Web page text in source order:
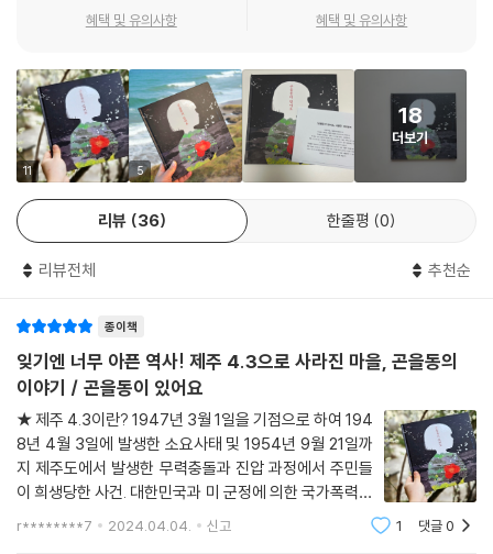
천을 떠도는구나! 별도봉을 휘감아 도는 바닷바람 소리가 죽은 자에게는
로당 무장대와 토벌대 간의 무력충돌과 토벌대의 진압과정에서 다수의 주
민들이 희생당한 사건’으로 간단히 요약할 수 있다. 그러나 무려 7년 7개월
동안 3만여 명의 민간인이 국가 폭력에 의해 희생당한 비극을 그저 ‘사
건’이라 일컬으면 놓치는 게 너무 많을 것이다. 너무나 많은 사람들이 소박
하게 일구던 삶을 통째로 빼앗긴 채 너무 오래 침묵을 강요당해온 역사가
있다. 그리하여 『곤을동이 있어요』는 잃어버린 세계를 복원하고 존재하지
않는 마을에 안부를 묻는 것으로 오랜 추념을 대신한다.
‘있다’라는 동사의 뜻은 “사람이나 동물이 어느 곳에서 떠나거나 벗어나지
없다. 그러나 “곤을동이 있어요”라는 현재형 문장을 통해 여전히 그곳에
머물고 있다. 마치 한 번도 사라진 적이 없었던 것처럼. 표지와 그림책 앞뒤
에 등장하는 어린 여자아이는 현재를 살며 과거를 돌아보는 우리 모두이자
직접 죄를 짓지 않았으되 슬픔과 기억을 결코 잃지 않을 어린 세대이기도
하다. “잘 지내나요?” 담담하지만 비탄에 잠긴 물음. 아마도 영원히 잘 지
낼 수는 없을 것이다. 그러나 지금 우리가 폐허로 남은 곤을동을 생생하게
바라보는 것으로 해원을 할 수는 있을 터. 『곤을동이 있어요』는 제주 4.3을
기리는 눈물겹고 아름다운 그림책이다.
혜택 및 유의사항 혜택 및 유의사항
11 5
18
더보기
리뷰 36 한줄평 0
리뷰전체 추천순
종이책
잊기엔 너무 아픈 역사! 제주 4.3으로 사라진 마을, 곤을동의
이야기 / 곤을동이 있어요
★ 제주 4.3이란? 1947년 3월 1일을 기점으로 하여 194
8년 4월 3일에 발생한 소요사태 및 1954년 9월 21일까
지 제주도에서 발생한 무력충돌과 진압 과정에서 주민들
이 희생당한 사건. 대한민국과 미 군정에 의한 국가폭력이
민간인 대량학살로 이어져, 7년간 희생된 인원만 (예측)
r********7 2024.04.04. 신고 1 댓글0